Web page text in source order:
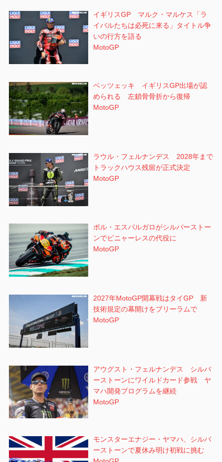
イギリスGP マルク・マルケス「ラ
イバルたちは必死に来る」タイトル争
いの行方を語る
MotoGP
ベッツェッキ イギリスGP出場が認
められる 左鎖骨骨折から復帰
MotoGP
ラウル・フェルナンデス 2028年まで
トラックハウス残留が正式決定
MotoGP
ポル・エスパルガロがシルバーストー
ンでビニャーレスの代役に
MotoGP
2027年MotoGP開幕戦はタイGP 新
技術規定の幕開けをブリーラムで
MotoGP
アウグスト・フェルナンデス シルバ
ーストーンにワイルドカード参戦 ヤ
マハ開発プログラムを継続
MotoGP
モンスターエナジー・ヤマハ、シルバ
ーストーンで夏休み明け初戦に挑む